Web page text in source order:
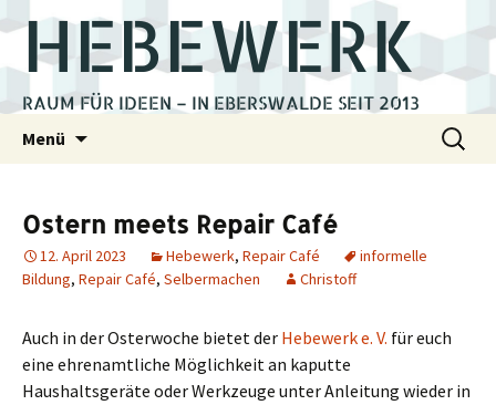
HEBEWERK
RAUM FÜR IDEEN – IN EBERSWALDE SEIT 2013
Menü
Suchen
nach:
Ostern meets Repair Café
12. April 2023 Hebewerk, Repair Café
informelle
Bildung, Repair Café, Selbermachen Christoff
Auch in der Osterwoche bietet der Hebewerk e. V. für euch
eine ehrenamtliche Möglichkeit an kaputte
Haushaltsgeräte oder Werkzeuge unter Anleitung wieder in